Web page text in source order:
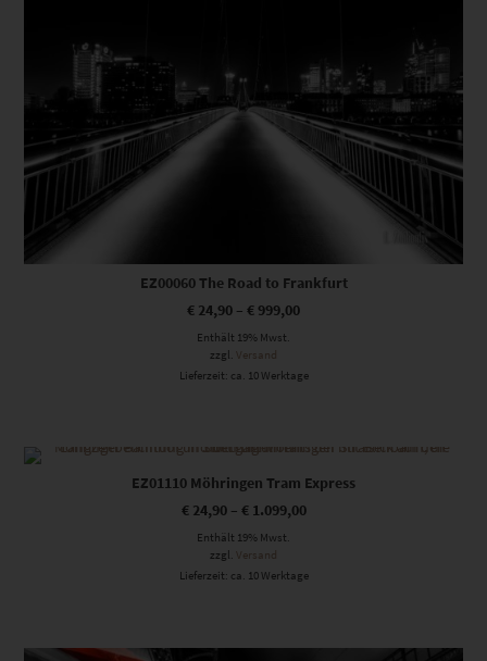
EZ00060 The Road to Frankfurt
€ 24,90 – € 999,00
Enthält 19% Mwst.
zzgl.
Versand
Lieferzeit: ca. 10 Werktage
Dieses Produkt weist mehrere Varianten auf. Die Optionen können auf der Produktseite gewählt werden
EZ01110 Möhringen Tram Express
€24,90– €1.099,00
Enthält 19% Mwst.
zzgl. Versand
Lieferzeit: ca. 10 Werktage
Dieses Produkt weist mehrere Varianten auf. Die Optionen können auf der Produktseite gewählt werden